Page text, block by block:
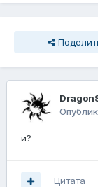
и?
Цитата